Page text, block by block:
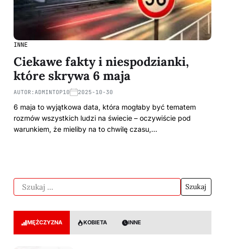
INNE
Ciekawe fakty i niespodzianki,
które skrywa 6 maja
AUTOR: ADMINTOP10 2025-10-30
6 maja to wyjątkowa data, która mogłaby być tematem
rozmów wszystkich ludzi na świecie – oczywiście pod
warunkiem, że mieliby na to chwilę czasu,…
MĘŻCZYZNA KOBIETA INNE